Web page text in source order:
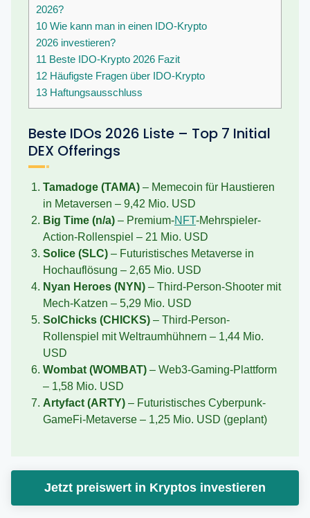
2026?
10 Wie kann man in einen IDO-Krypto
2026 investieren?
11 Beste IDO-Krypto 2026 Fazit
12 Häufigste Fragen über IDO-Krypto
13 Haftungsausschluss
Beste IDOs 2026 Liste – Top 7 Initial
DEX Offerings
Tamadoge (TAMA) – Memecoin für Haustieren
in Metaversen – 9,42 Mio. USD
Big Time (n/a) – Premium-NFT-Mehrspieler-
Action-Rollenspiel – 21 Mio. USD
Solice (SLC) – Futuristisches Metaverse in
Hochauflösung – 2,65 Mio. USD
Nyan Heroes (NYN) – Third-Person-Shooter mit
Mech-Katzen – 5,29 Mio. USD
SolChicks (CHICKS) – Third-Person-
Rollenspiel mit Weltraumhühnern – 1,44 Mio.
USD
Wombat (WOMBAT) – Web3-Gaming-Plattform
– 1,58 Mio. USD
Artyfact (ARTY) – Futuristisches Cyberpunk-
GameFi-Metaverse – 1,25 Mio. USD (geplant)
Jetzt preiswert in Kryptos investieren